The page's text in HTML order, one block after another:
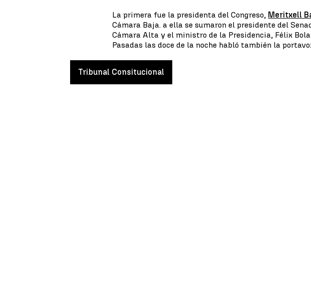
La primera fue la presidenta del Congreso, Meritxell
Cámara Baja. a ella se sumaron el presidente del
Cámara Alta y el ministro de la Presidencia, Félix
Pasadas las doce de la noche habló también la
Tribunal Consitucional